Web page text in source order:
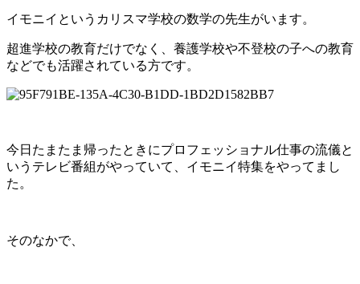
イモニイというカリスマ学校の数学の先生がいます。
超進学校の教育だけでなく、養護学校や不登校の子への教育
などでも活躍されている方です。
今日たまたま帰ったときにプロフェッショナル仕事の流儀と
いうテレビ番組がやっていて、イモニイ特集をやってまし
た。
そのなかで、